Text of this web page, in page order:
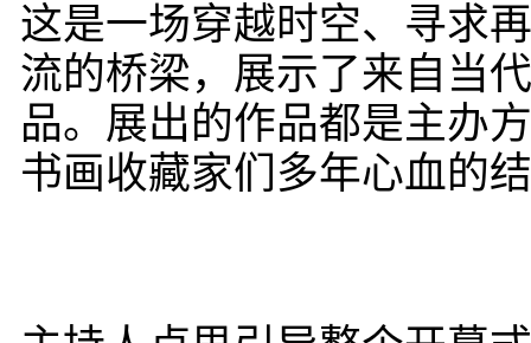
这是一场穿越时空、寻求
流的桥梁，展示了来自当
品。展出的作品都是主办
书画收藏家们多年心血的